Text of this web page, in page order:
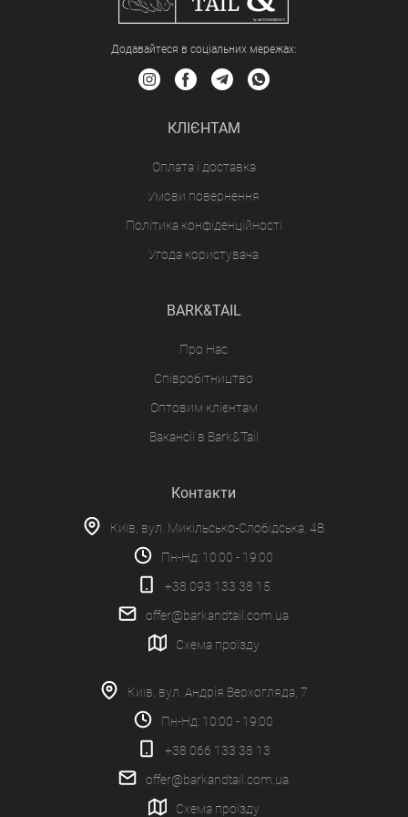
Додавайтеся в соціальних мережах:
КЛІЄНТАМ
Оплата і доставка
Умови повернення
Політика конфіденційності
Угода користувача
BARK&TAIL
Про Нас
Співробітництво
Оптовим клієнтам
Вакансії в Bark&Tail
Контакти
Київ, вул. Микільсько-Слобідська, 4В
Пн-Нд: 10:00 - 19:00
+38 093 133 38 15
offer@barkandtail.com.ua
Схема проїзду
Київ, вул. Андрія Верхогляда, 7
Пн-Нд: 10:00 - 19:00
+38 066 133 38 13
offer@barkandtail.com.ua
Схема проїзду